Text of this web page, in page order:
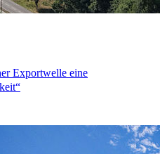
Exportwelle eine